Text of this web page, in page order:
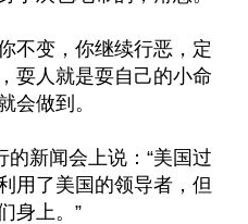
不变，你继续行恶，定
耍人就是耍自己的小命
会做到。
新闻会上说：“美国过
用了美国的领导者，但
身上。”